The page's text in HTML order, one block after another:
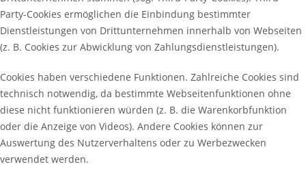
Party-Cookies ermöglichen die Einbindung bestimmter
Dienstleistungen von Drittunternehmen innerhalb von Webseiten
(z. B. Cookies zur Abwicklung von Zahlungsdienstleistungen).
Cookies haben verschiedene Funktionen. Zahlreiche Cookies sind
technisch notwendig, da bestimmte Webseitenfunktionen ohne
diese nicht funktionieren würden (z. B. die Warenkorbfunktion
oder die Anzeige von Videos). Andere Cookies können zur
Auswertung des Nutzerverhaltens oder zu Werbezwecken
verwendet werden.